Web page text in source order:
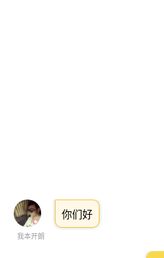
我本开朗
你们好